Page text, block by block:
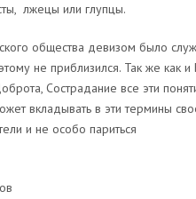
лжецы или глупцы.
общества девизом было
не приблизился. Так же как
Сострадание все эти
вкладывать в эти термины
и не особо париться